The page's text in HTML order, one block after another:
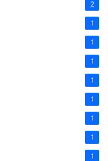
2
1
1
1
1
1
1
1
1